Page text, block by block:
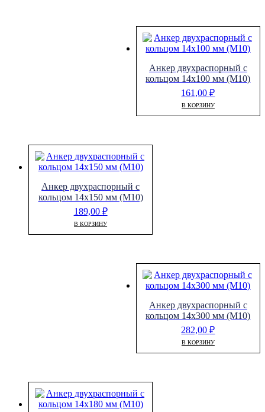
Анкер двухраспорный с
кольцом 14х100 мм (М10)
161,00₽
В КОРЗИНУ
Анкер двухраспорный с
кольцом 14х150 мм (М10)
189,00 ₽
В КОРЗИНУ
Анкер двухраспорный с
кольцом 14х300 мм (М10)
282,00₽
В КОРЗИНУ